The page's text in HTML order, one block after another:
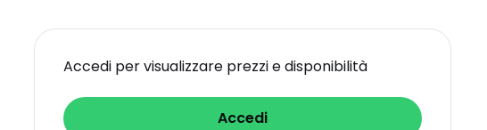
Accedi per visualizzare prezzi e disponibilità
Accedi